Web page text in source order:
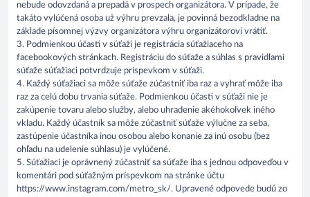
nebude odovzdaná a prepadá v prospech organizátora. V prípade, že
takáto vylúčená osoba už výhru prevzala, je povinná bezodkladne na
základe písomnej výzvy organizátora výhru organizátorovi vrátiť.
3. Podmienkou účasti v súťaži je registrácia súťažiaceho na
facebookových stránkach. Registráciu do súťaže a súhlas s pravidlami
súťaže súťažiaci potvrdzuje príspevkom v súťaži.
4. Každý súťažiaci sa môže súťaže zúčastniť iba raz a vyhrať môže iba
raz za celú dobu trvania súťaže. Podmienkou účasti v súťaži nie je
zakúpenie tovaru alebo služby, alebo uhradenie akéhokoľvek iného
vkladu. Každý účastník sa môže zúčastniť súťaže výlučne za seba,
zastúpenie účastníka inou osobou alebo konanie za inú osobu (bez
ohľadu na udelenie súhlasu) je vylúčené.
5. Súťažiaci je oprávnený zúčastniť sa súťaže iba s jednou odpoveďou v
komentári pod súťažným príspevkom na stránke účtu
https://www.instagram.com/metro_sk/. Upravené odpovede budú zo